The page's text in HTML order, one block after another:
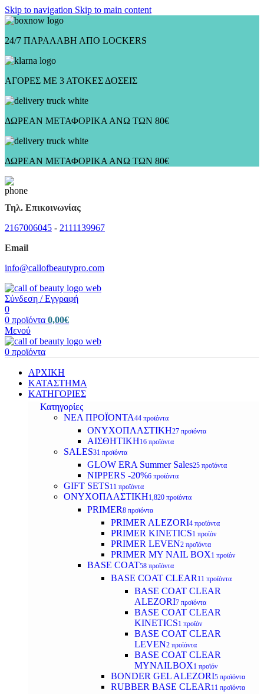
Skip to navigation Skip to main content
24/7 ΠΑΡΑΛΑΒΗ ΑΠΟ LOCKERS
ΑΓΟΡΕΣ ΜΕ 3 ΑΤΟΚΕΣ ΔΟΣΕΙΣ
ΔΩΡΕΑΝ ΜΕΤΑΦΟΡΙΚΑ ΑΝΩ ΤΩΝ 80€
ΔΩΡΕΑΝ ΜΕΤΑΦΟΡΙΚΑ ΑΝΩ ΤΩΝ 80€
Τηλ. Επικοινωνίας
2167006045 - 2111139967
Email
info@callofbeautypro.com
Σύνδεση / Εγγραφή
0
0 προϊόντα 0,00€
Μενού
0 προϊόντα
ΑΡΧΙΚΗ
ΚΑΤΑΣΤΗΜΑ
ΚΑΤΗΓΟΡΙΕΣ
Κατηγορίες
ΝΕΑ ΠΡΟΪΟΝΤΑ44 προϊόντα
ΟΝΥΧΟΠΛΑΣΤΙΚΗ27 προϊόντα
ΑΙΣΘΗΤΙΚΗ16 προϊόντα
SALES31 προϊόντα
GLOW ERA Summer Sales25 προϊόντα
NIPPERS -20%6 προϊόντα
GIFT SETS11 προϊόντα
ΟΝΥΧΟΠΛΑΣΤΙΚΗ1,820 προϊόντα
PRIMER8 προϊόντα
PRIMER ALEZORI4 προϊόντα
PRIMER KINETICS1 προϊόν
PRIMER LEVEN2 προϊόντα
PRIMER MY NAIL BOX1 προϊόν
BASE COAT58 προϊόντα
BASE COAT CLEAR 11 προϊόντα
BASE COAT CLEAR
ALEZORI7 προϊόντα
BASE COAT CLEAR
KINETICS1 προϊόν
BASE COAT CLEAR
LEVEN2 προϊόντα
BASE COAT CLEAR
MYNAILBOX1 προϊόν
BONDER GEL ALEZORI5 προϊόντα
RUBBER BASE CLEAR 11 προϊόντα